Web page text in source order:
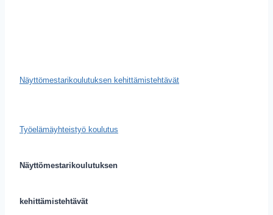
Näyttömestarikoulutuksen kehittämistehtävät
Työelämäyhteistyö koulutus
Näyttömestarikoulutuksen
kehittämistehtävät